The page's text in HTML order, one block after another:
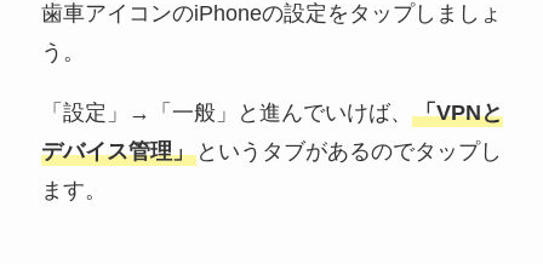
歯車アイコンのiPhoneの設定をタップしましょ
う。
「設定」→「一般」と進んでいけば、 「VPNと
デバイス管理」というタブがあるのでタップし
ます。